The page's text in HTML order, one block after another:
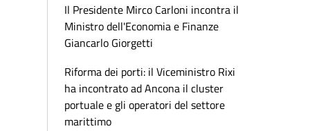
Il Presidente Mirco Carloni incontra il
Ministro dell'Economia e Finanze
Giancarlo Giorgetti
Riforma dei porti: il Viceministro Rixi
ha incontrato ad Ancona il cluster
portuale e gli operatori del settore
marittimo